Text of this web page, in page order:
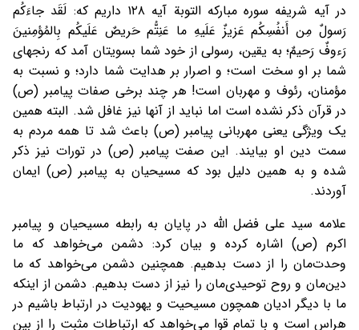
در آیه شریفه سوره مبارکه التوبة آیه ۱۲۸ داریم که: لَقَد جاءَكُم
رَسولٌ مِن أَنفُسِكُم عَزيزٌ عَلَيهِ ما عَنِتُّم حَريصٌ عَلَيكُم بِالمُؤمِنينَ
رَءوفٌ رَحيمٌ؛ به یقین، رسولی از خود شما بسویتان آمد که رنجهای
شما بر او سخت است؛ و اصرار بر هدایت شما دارد؛ و نسبت به
مؤمنان، رئوف و مهربان است! هر چند برخی صفات پیامبر (ص)
در قرآن ذکر نشده است اما نباید از آنها نیز غافل شد. البته همین
یک ويژگی یعنی مهربانی پیامبر (ص) باعث شد تا همه مردم به
سمت دین او بیایند. این صفت پیامبر (ص) در تورات نیز ذکر
شده و به همین دلیل بود که مسیحیان به پیامبر (ص) ایمان
آوردند.
علامه سید علی فضل الله در پایان به رابطه مسیحیان و پیامبر
اکرم (ص) اشاره کرده و بیان کرد: دشمن می‌خواهد که ما
وحدت‌مان را از دست بدهیم. همچنین دشمن می‌خواهد که ما
دین‌مان و روح توحیدی‌مان را نیز از دست بدهیم. دشمن از اینکه
ما با دیگر ادیان همچون مسیحیت و یهودیت در ارتباط باشیم در
هراس است و با تمام قوا می‌خواهد که ارتباطات مثبت را از بین